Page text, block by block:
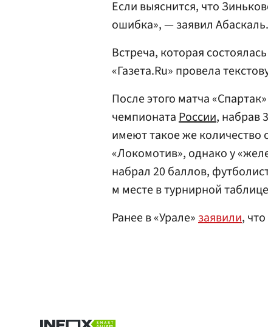
Если выяснится, что
ошибка», — заявил Абаскаль.
Встреча, которая
«Газета.Ru» провела
После этого матча
чемпионатаРоссии, набрав
имеют такое же
«Локомотив», однако у
набрал 20 баллов,
м месте в турнирной
Ранее в «Урале»заявили,